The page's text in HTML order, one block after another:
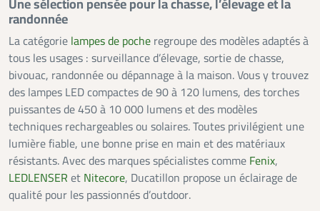
Une sélection pensée pour la chasse, l’élevage et la
randonnée
La catégorie lampes de poche regroupe des modèles adaptés à
tous les usages : surveillance d’élevage, sortie de chasse,
bivouac, randonnée ou dépannage à la maison. Vous y trouvez
des lampes LED compactes de 90 à 120 lumens, des torches
puissantes de 450 à 10 000 lumens et des modèles
techniques rechargeables ou solaires. Toutes privilégient une
lumière fiable, une bonne prise en main et des matériaux
résistants. Avec des marques spécialistes comme Fenix,
LEDLENSER et Nitecore, Ducatillon propose un éclairage de
qualité pour les passionnés d’outdoor.